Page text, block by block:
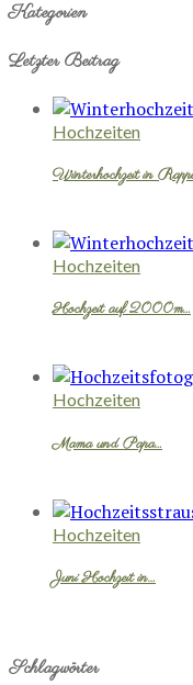
Kategorien
Letzter Beitrag
Hochzeiten
Winterhochzeit in
Hochzeiten
Hochzeit auf 2000m…
Hochzeiten
Mama und Papa…
Hochzeiten
Juni Hochzeit in…
Schlagwörter